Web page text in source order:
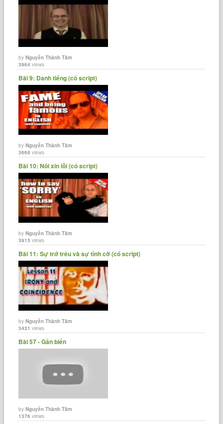
byNguyễn Thành Tâm
3964 views
Bài 9: Danh tiếng (có script)
byNguyễn Thành Tâm
3668 views
Bài 10: Nói xin lỗi (có script)
byNguyễn Thành Tâm
3915 views
Bài 11: Sự trớ trêu và sự tình cờ (có script)
byNguyễn Thành Tâm
3431 views
Bài 57 - Gần biển
byNguyễn Thành Tâm
1376 views